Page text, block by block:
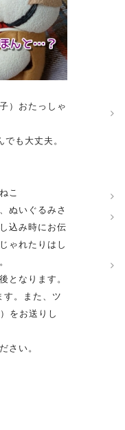
）おたっしゃ
も大丈夫。
こ
ぬいぐるみさ
込み時にお伝
ゃれたりはし
となります。
。また、ツ
をお送りし
さい。